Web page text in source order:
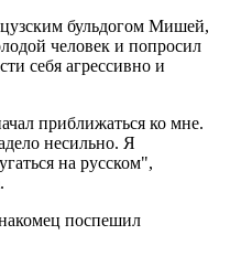
бульдогом Мишей,
человек и попросил
себя агрессивно и
приближаться ко мне.
несильно. Я
на русском",
поспешил